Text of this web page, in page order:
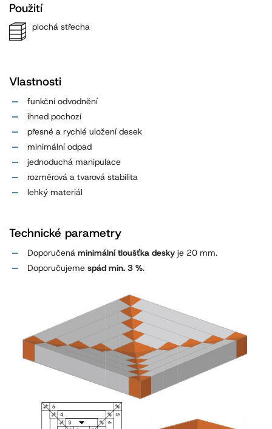
Použití
plochá střecha
Vlastnosti
funkční odvodnění
ihned pochozí
přesné a rychlé uložení desek
minimální odpad
jednoduchá manipulace
rozměrová a tvarová stabilita
lehký materiál
Technické parametry
Doporučená minimální tloušťka desky je 20 mm.
Doporučujeme spád min. 3 %.